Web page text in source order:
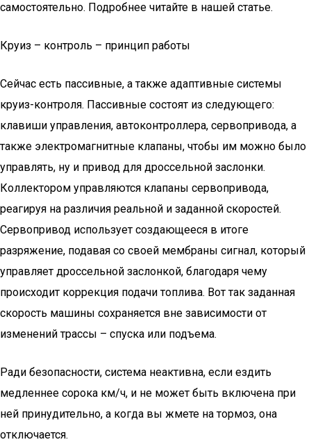
самостоятельно. Подробнее читайте в нашей статье.
Круиз – контроль – принцип работы
Сейчас есть пассивные, а также адаптивные системы
круиз-контроля. Пассивные состоят из следующего:
клавиши управления, автоконтроллера, сервопривода, а
также электромагнитные клапаны, чтобы им можно было
управлять, ну и привод для дроссельной заслонки.
Коллектором управляются клапаны сервопривода,
реагируя на различия реальной и заданной скоростей.
Сервопривод использует создающееся в итоге
разряжение, подавая со своей мембраны сигнал, который
управляет дроссельной заслонкой, благодаря чему
происходит коррекция подачи топлива. Вот так заданная
скорость машины сохраняется вне зависимости от
изменений трассы – спуска или подъема.
Ради безопасности, система неактивна, если ездить
медленнее сорока км/ч, и не может быть включена при
ней принудительно, а когда вы жмете на тормоз, она
отключается.